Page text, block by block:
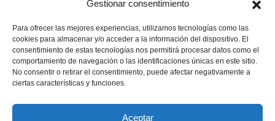
Gestionar consentimiento
Para ofrecer las mejores experiencias, utilizamos tecnologías como las
cookies para almacenar y/o acceder a la información del dispositivo. El
consentimiento de estas tecnologías nos permitirá procesar datos como el
comportamiento de navegación o las identificaciones únicas en este sitio.
No consentir o retirar el consentimiento, puede afectar negativamente a
ciertas características y funciones.
Aceptar
Superintendencia de Industria y Comercio
© 2022 Etex - Todos los derechos reservados.